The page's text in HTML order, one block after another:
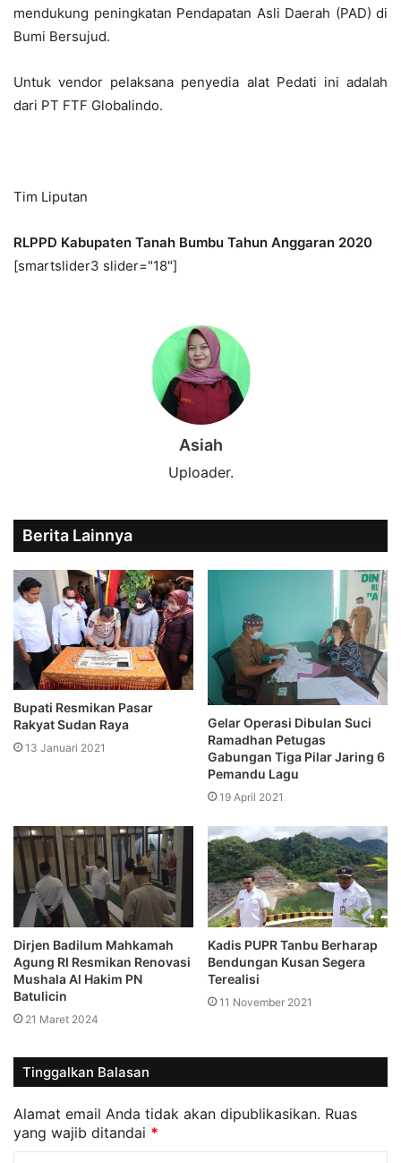
mendukung peningkatan Pendapatan Asli Daerah (PAD) di
Bumi Bersujud.
Untuk vendor pelaksana penyedia alat Pedati ini adalah
dari PT FTF Globalindo.
Tim Liputan
RLPPD Kabupaten Tanah Bumbu Tahun Anggaran 2020
[smartslider3 slider="18"]
Asiah
Uploader.
Berita Lainnya
Bupati Resmikan Pasar
Rakyat Sudan Raya
13 Januari 2021
Gelar Operasi Dibulan Suci
Ramadhan Petugas
Gabungan Tiga Pilar Jaring 6
Pemandu Lagu
19 April 2021
Dirjen Badilum Mahkamah
Agung RI Resmikan Renovasi
Mushala Al Hakim PN
Batulicin
21 Maret 2024
Kadis PUPR Tanbu Berharap
Bendungan Kusan Segera
Terealisi
11 November 2021
Tinggalkan Balasan
Alamat email Anda tidak akan dipublikasikan. Ruas
yang wajib ditandai *